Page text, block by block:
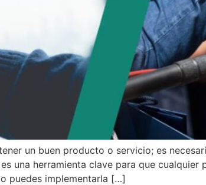
un buen producto o servicio; es
una herramienta clave para que
puedes implementarla […]